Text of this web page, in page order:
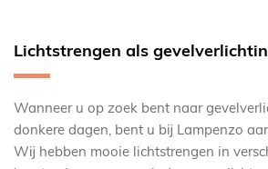
Lichtstrengen als
Wanneer u op zoek bent naar
donkere dagen, bent u bij Lampenzo
Wij hebben mooie lichtstrengen in